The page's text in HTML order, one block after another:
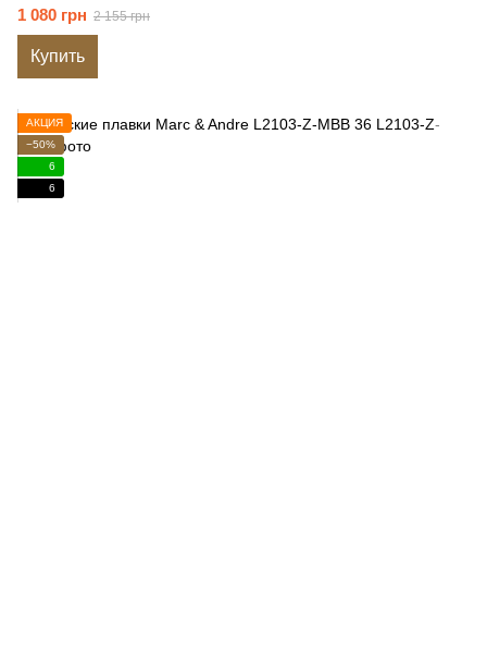
1 080 грн 2 155 грн
Купить
АКЦИЯ
−50%
6
6